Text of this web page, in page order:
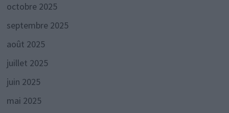
octobre 2025
septembre 2025
août 2025
juillet 2025
juin 2025
mai 2025